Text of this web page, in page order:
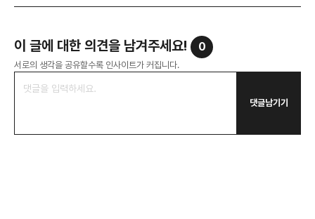
이 글에 대한 의견을 남겨주세요! 0
서로의 생각을 공유할수록 인사이트가 커집니다.
댓글남기기